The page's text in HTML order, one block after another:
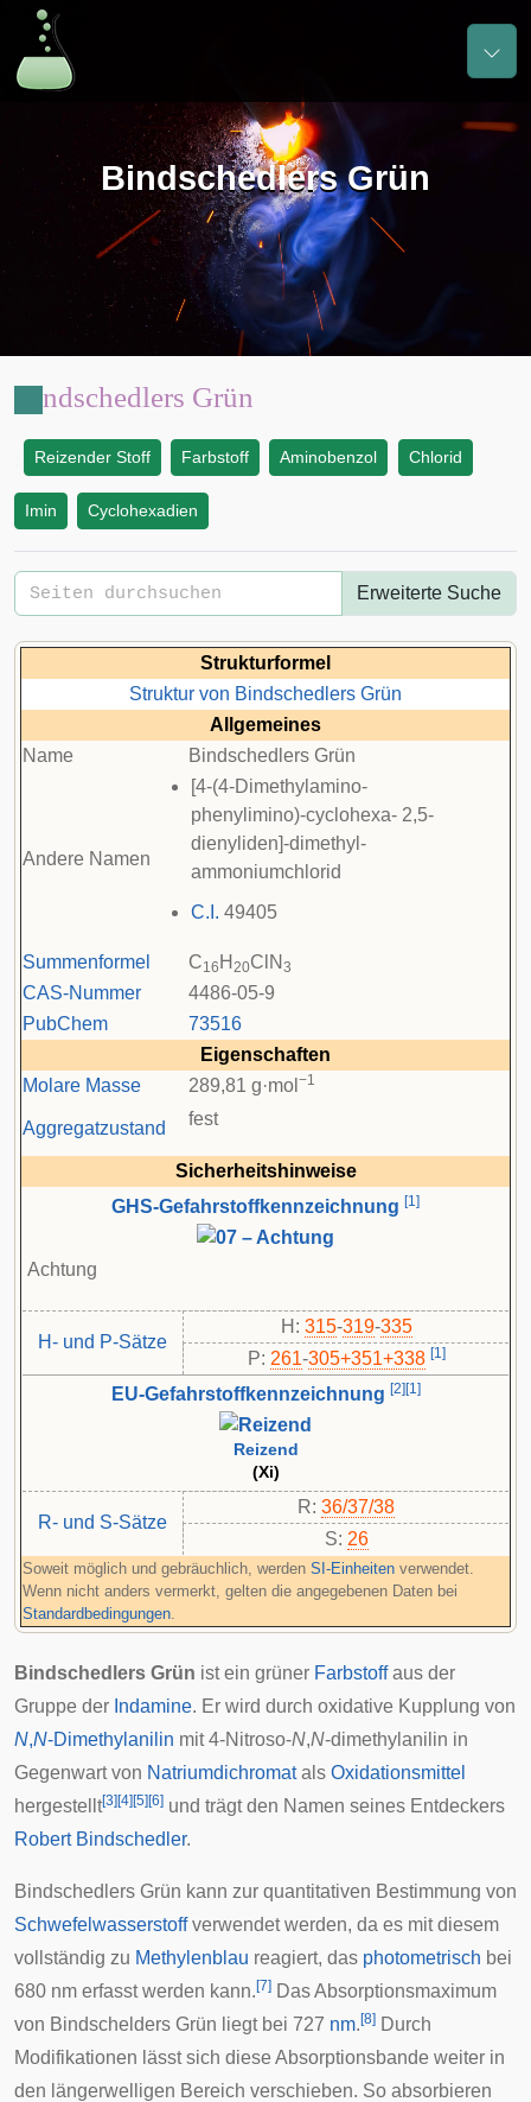
Bindschedlers Grün
Bindschedlers Grün
Reizender Stoff Farbstoff Aminobenzol Chlorid
Imin Cyclohexadien
Erweiterte Suche
Strukturformel
Struktur von Bindschedlers Grün
Allgemeines
Name
Bindschedlers Grün
Andere Namen
[4-(4-Dimethylamino-
phenylimino)-cyclohexa- 2,5-
dienyliden]-dimethyl-
ammoniumchlorid
C.I. 49405
Summenformel C16 H 20ClN 3
CAS-Nummer
4486-05-9
PubChem
73516
Eigenschaften
Molare Masse
289,81 g·mol −1
Aggregatzustand fest
Sicherheitshinweise
GHS-Gefahrstoffkennzeichnung [1]
Achtung
H- und P-Sätze
H: 315-319-335
P: 261-​305+351+338 [1]
EU-Gefahrstoffkennzeichnung [2] [1]
Reizend
(Xi)
R- und S-Sätze
R: 36/37/38
S: 26
Soweit möglich und gebräuchlich, werden SI-Einheiten verwendet.
Wenn nicht anders vermerkt, gelten die angegebenen Daten bei
Standardbedingungen.
Bindschedlers Grün ist ein grüner Farbstoffaus der
Gruppe der Indamine. Er wird durch oxidative Kupplung von
N,N-Dimethylanilin mit 4-Nitroso-N,N-dimethylanilin in
Gegenwart von Natriumdichromatals Oxidationsmittel
hergestellt[3] [4] [5] [6] und trägt den Namen seines Entdeckers
Robert Bindschedler.
Bindschedlers Grün kann zur quantitativen Bestimmung von
Schwefelwasserstoffverwendet werden, da es mit diesem
vollständig zu Methylenblau reagiert, das photometrisch bei
680 nm erfasst werden kann. [7] Das Absorptionsmaximum
von Bindschelders Grün liegt bei 727 nm. [8] Durch
Modifikationen lässt sich diese Absorptionsbande weiter in
den längerwelligen Bereich verschieben. So absorbieren